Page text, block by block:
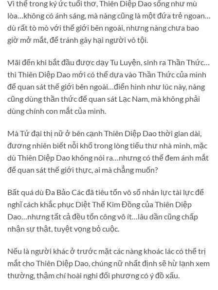
Vì thế trong ký ức tuổi thơ, Thiên Diệp Dao sống như mù
lòa…không có ánh sáng, mà nàng cũng là một đứa trẻ ngoan…
dù rất tò mò với thế giới bên ngoài, nhưng nàng chưa bao
giờ mở mắt, để tránh gây hại người vô tội.
Mãi đến khi bắt đầu được dạy Tu Luyện, sinh ra Thần Thức…
thì Thiên Diệp Dao mới có thể dựa vào Thần Thức của mình
để quan sát thế giới bên ngoài…điển hình như lúc này, nàng
cũng dùng thần thức để quan sát Lạc Nam, mà không phải
dùng chính con mắt của mình.
Mà Tứ đại thị nữ ở bên cạnh Thiên Diệp Dao thời gian dài,
đương nhiên biết nỗi khổ trong lòng tiểu thư nhà mình, mặc
dù Thiên Diệp Dao không nói ra…nhưng có thể đem ánh mắt
để quan sát thế giới thực, ai mà chẳng muốn?
Bất quá dù Đa Bảo Các đã tiêu tốn vô số nhân lực tài lực để
nghĩ cách khắc phục Diệt Thế Kim Đồng của Thiên Diệp
Dao…nhưng tất cả đều tốn công vô ít…lâu dần cũng chấp
nhận sự thật, tuyệt vọng bỏ cuộc.
Nếu là người khác ở trước mặt các nàng khoác lác có thể trị
mắt cho Thiên Diệp Dao, chúng nữ nhất định sẽ hừ lạnh xem
thường, thậm chí hoài nghi đối phương có ý đồ xấu.